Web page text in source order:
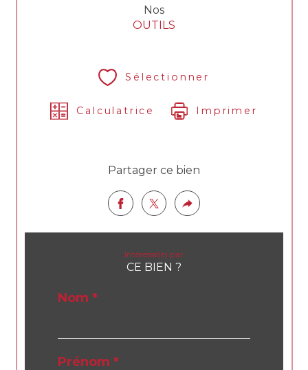
Nos
OUTILS
Sélectionner
Calculatrice Imprimer
Partager ce bien
Intéressé(e) par
CE BIEN ?
Nom *
Prénom *